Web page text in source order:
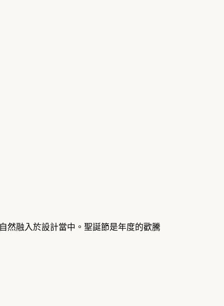
然融入於設計當中。聖誕節是年度的歡騰